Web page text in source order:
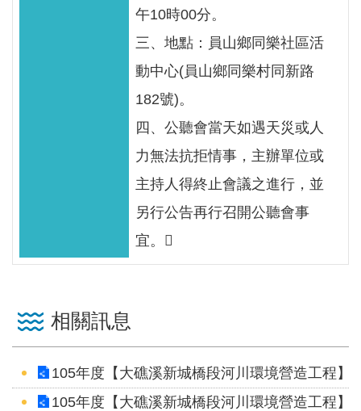
常
答
政
平
午10時00分。
三、地點：員山鄉同樂社區活
動中心(員山鄉同樂村同新路
182號)。
四、公聽會當天如遇天災或人
力無法抗拒情事，主辦單位或
主持人得終止會議之進行，並
另行公告再行召開公聽會事
宜。
相關訊息
105年度【大礁溪新城橋段河川環境營造工程】
105年度【大礁溪新城橋段河川環境營造工程】